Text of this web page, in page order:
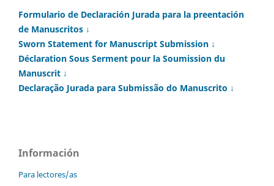
Formulario de Declaración Jurada para la preentación
de Manuscritos ↓
Sworn Statement for Manuscript Submission ↓
Déclaration Sous Serment pour la Soumission du
Manuscrit ↓
Declaração Jurada para Submissão do Manuscrito ↓
Información
Para lectores/as